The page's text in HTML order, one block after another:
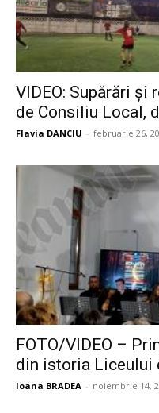
VIDEO: Supărări
de Consiliu Local,
Flavia DANCIU - februarie 26,
FOTO/VIDEO –
din istoria Liceului
Ioana BRADEA - noiembrie 14,